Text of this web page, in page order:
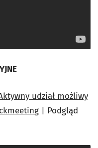
udział możliwy
| Podgląd